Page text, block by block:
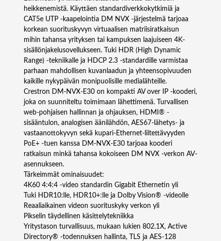
-
E
3
0
m
ä
ä
r
ä
heikkenemistä. Käyttäen standardiverkkokytkimiä ja
CAT5e UTP -kaapelointia DM NVX -järjestelmä tarjoaa
korkean suorituskyvyn virtuaalisen matriisiratkaisun
mihin tahansa yrityksen tai kampuksen laajuiseen 4K-
sisällönjakelusovellukseen. Tuki HDR (High Dynamic
Range) -tekniikalle ja HDCP 2.3 -standardille varmistaa
parhaan mahdollisen kuvanlaadun ja yhteensopivuuden
kaikille nykypäivän monipuolisille medialähteille.
Crestron DM-NVX-E30 on kompakti AV over IP -kooderi,
joka on suunniteltu toimimaan lähettimenä. Turvallisen
web-pohjaisen hallinnan ja ohjauksen, HDMI® -
sisääntulon, analogisen äänilähdön, AES67-lähetys- ja
vastaanottokyvyn sekä kupari-Ethernet-liitettävyyden
PoE+ -tuen kanssa DM-NVX-E30 tarjoaa kooderi
ratkaisun minkä tahansa kokoiseen DM NVX -verkon AV-
asennukseen.
Tärkeimmät ominaisuudet:
4K60 4:4:4 -video standardin Gigabit Ethernetin yli
Tuki HDR10:lle, HDR10+:lle ja Dolby Vision® -videolle
Reaaliaikainen videon suorituskyky verkon yli
Pikselin täydellinen käsittelytekniikka
Yritystason turvallisuus, mukaan lukien 802.1X, Active
Directory® -todennuksen hallinta, TLS ja AES-128